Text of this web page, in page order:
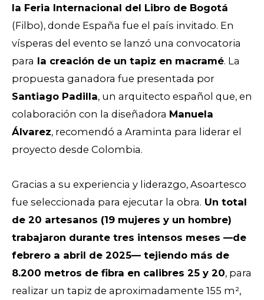
la Feria Internacional del Libro de Bogotá
(Filbo), donde España fue el país invitado. En
vísperas del evento se lanzó una convocatoria
para la creación de un tapiz en macramé. La
propuesta ganadora fue presentada por
Santiago Padilla, un arquitecto español que, en
colaboración con la diseñadora Manuela
Álvarez, recomendó a Araminta para liderar el
proyecto desde Colombia.
Gracias a su experiencia y liderazgo, Asoartesco
fue seleccionada para ejecutar la obra. Un total
de 20 artesanos (19 mujeres y un hombre)
trabajaron durante tres intensos meses —de
febrero a abril de 2025— tejiendo más de
8.200 metros de fibra en calibres 25 y 20, para
realizar un tapiz de aproximadamente 155 m²,